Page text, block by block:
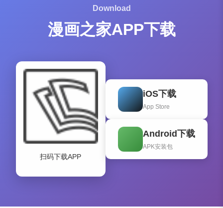
Download
漫画之家APP下载
扫码下载APP
iOS下载
App Store
Android下载
APK安装包